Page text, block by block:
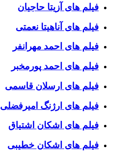
فیلم های آزیتا حاجیان
فیلم های آناهیتا نعمتی
فیلم های احمد مهرانفر
فیلم های احمد پورمخبر
فیلم های ارسلان قاسمی
فیلم های ارژنگ امیرفضلی
فیلم های اشکان اشتیاق
فیلم های اشکان خطیبی